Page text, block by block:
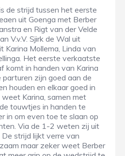
de strijd tussen het eerste
uit Goenga met Berber
en Rigt van der Velde
V.v.V. Sjirk de Wal uit
Karina Mollema, Linda van
Het eerste verkaatste
komt in handen van Karina
parturen zijn goed aan de
houden en elkaar goed in
Karina, samen met
touwtjes in handen te
in om even toe te slaan op
Via de 1-2 weten zij uit
strijd lijkt verre van
maar zeker weet Berber